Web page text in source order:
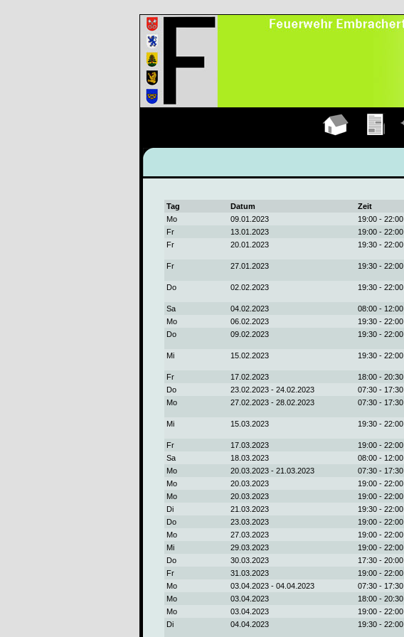
Tag Datum Zeit
Mo
09.01.2023 19:00 - 22:00
Fr
13.01.2023 19:00 - 22:00
Fr
20.01.2023 19:30 - 22:00
Fr 27.01.2023 19:30 - 22:00
Do 02.02.2023 19:30 - 22:00
Sa 04.02.2023 08:00 - 12:00
Mo
06.02.2023 19:30 - 22:00
Do
09.02.2023 19:30 - 22:00
Mi 15.02.2023 19:30 - 22:00
Fr 17.02.2023 18:00 - 20:30
Do
23.02.2023 - 24.02.2023 07:30 - 17:30
Mo
27.02.2023 - 28.02.2023 07:30 - 17:30
Mi 15.03.2023 19:30 - 22:00
Fr 17.03.2023 19:00 - 22:00
Sa
18.03.2023 08:00 - 12:00
Mo
20.03.2023 - 21.03.2023 07:30 - 17:30
Mo
20.03.2023 19:00 - 22:00
Mo
20.03.2023 19:00 - 22:00
Di
21.03.2023 19:30 - 22:00
Do
23.03.2023 19:00 - 22:00
Mo
27.03.2023 19:00 - 22:00
Mi
29.03.2023 19:00 - 22:00
Do
30.03.2023 17:30 - 20:00
Fr
31.03.2023 19:00 - 22:00
Mo
03.04.2023 - 04.04.2023 07:30 - 17:30
Mo
03.04.2023 18:00 - 20:30
Mo
03.04.2023 19:00 - 22:00
Di
04.04.2023 19:30 - 22:00